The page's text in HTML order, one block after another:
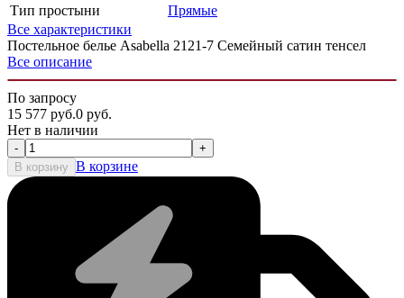
Тип простыни
Прямые
Все характеристики
Постельное белье Asabella 2121-7 Семейный сатин тенсел
Все описание
По запросу
15 577 руб.0 руб.
Нет в наличии
-
+
В корзину В корзине